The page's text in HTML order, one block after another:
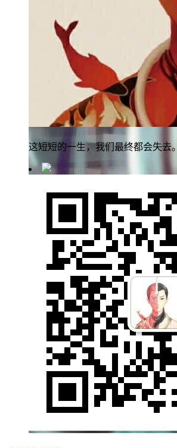
这短短的一生，我们最终都会失去。